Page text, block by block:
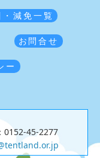
・減免一覧
お問合せ
ー
0152-45-2277